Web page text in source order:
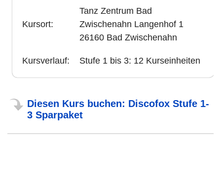
Kursort:
Tanz Zentrum Bad
Zwischenahn Langenhof 1
26160 Bad Zwischenahn
Kursverlauf: Stufe 1 bis 3: 12 Kurseinheiten
Diesen Kurs buchen: Discofox Stufe 1-
3 Sparpaket